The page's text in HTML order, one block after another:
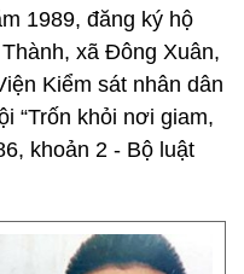
1989, đăng ký hộ
xã Đông Xuân,
Kiểm sát nhân dân
“Trốn khỏi nơi giam,
khoản 2 - Bộ luật